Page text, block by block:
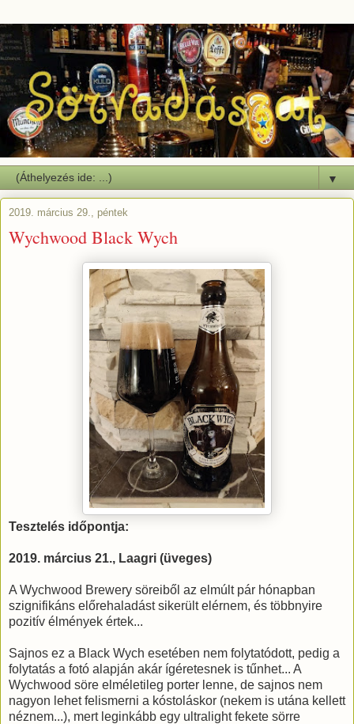
▼
2019. március 29., péntek
Wychwood Black Wych
Tesztelés időpontja:
2019. március 21., Laagri (üveges)
A Wychwood Brewery söreiből az elmúlt pár hónapban
szignifikáns előrehaladást sikerült elérnem, és többnyire
pozitív élmények értek...
Sajnos ez a Black Wych esetében nem folytatódott, pedig a
folytatás a fotó alapján akár ígéretesnek is tűnhet... A
Wychwood söre elméletileg porter lenne, de sajnos nem
nagyon lehet felismerni a kóstoláskor (nekem is utána kellett
néznem...), mert leginkább egy ultralight fekete sörre